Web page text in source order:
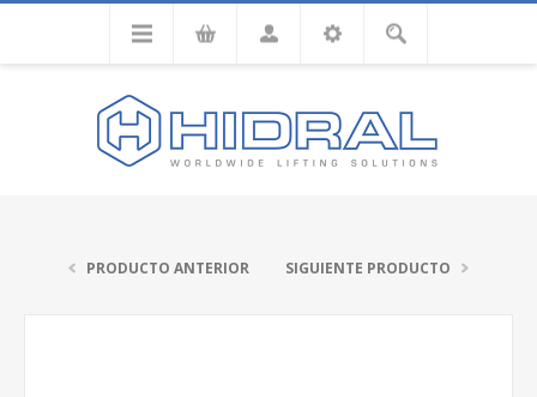
PRODUCTO ANTERIOR SIGUIENTE PRODUCTO